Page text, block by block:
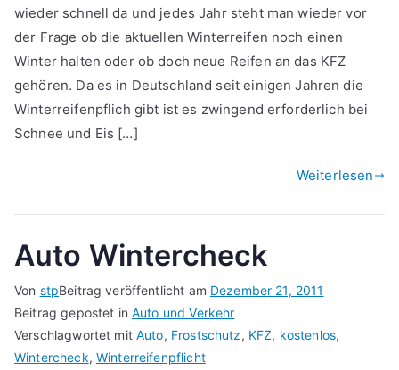
wieder schnell da und jedes Jahr steht man wieder vor
der Frage ob die aktuellen Winterreifen noch einen
Winter halten oder ob doch neue Reifen an das KFZ
gehören. Da es in Deutschland seit einigen Jahren die
Winterreifenpflich gibt ist es zwingend erforderlich bei
Schnee und Eis […]
Weiterlesen
Auto Wintercheck
Von stpBeitrag veröffentlicht am Dezember 21, 2011
Beitrag gepostet inAuto und Verkehr
Verschlagwortet mitAuto, Frostschutz, KFZ, kostenlos,
Wintercheck, Winterreifenpflicht